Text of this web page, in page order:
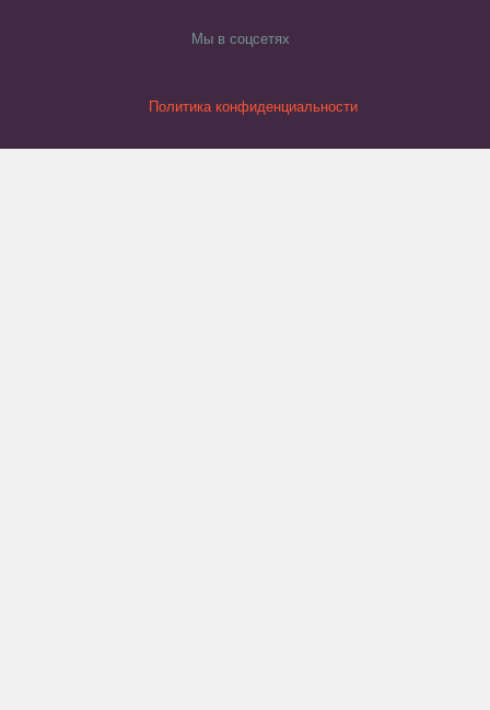
Мы в соцсетях
Политика конфиденциальности